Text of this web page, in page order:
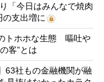
「今日はみんなで焼肉
支出増に
トホホな生態 嘔吐や
客”とは
63社もの金融機関が融